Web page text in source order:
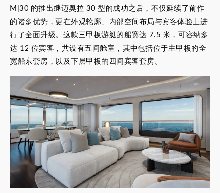
M|30 的推出继迈奥拉 30 型的成功之后，不仅延续了前作
的诸多优势，更在外观轮廓、内部空间布局与宾客体验上进
行了全面升级。这款三甲板游艇的船宽达 7.5 米，可容纳多
达 12 位宾客，共设有五间舱室，其中包括位于主甲板的全
宽船东套房，以及下层甲板的四间宾客套房。